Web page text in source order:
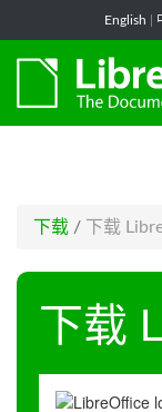
English
下载 / 下载
下载